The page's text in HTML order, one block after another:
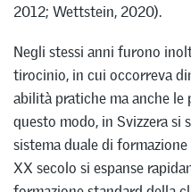
2012; Wettstein, 2020).
Negli stessi anni furono
tirocinio, in cui occorreva
abilità pratiche ma anche
questo modo, in Svizzera si
sistema duale di
XX secolo si espanse